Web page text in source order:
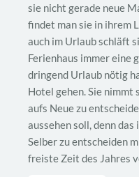
sie nicht gerade neue
findet man sie in ihrem
auch im Urlaub schläft
Ferienhaus immer eine
dringend Urlaub nötig
Hotel gehen. Sie nimmt
aufs Neue zu
aussehen soll, denn das
Selber zu entscheiden
freiste Zeit des Jahres